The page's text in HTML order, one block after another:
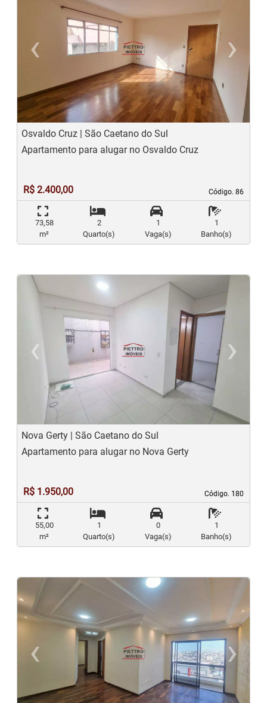
‹
Previous
›
Osvaldo Cruz | São Caetano do Sul
Código. 86
Código. 86
Apartamento para alugar no Osvaldo Cruz
R$ 2.400,00
73,58
m²
2
Quarto(s)
1
Vaga(s)
1
Banho(s)
‹
Previous
›
Nova Gerty | São Caetano do Sul
Código. 180
Código. 180
Apartamento para alugar no Nova Gerty
R$ 1.950,00
55,00
m²
1
Quarto(s)
0
Vaga(s)
1
Banho(s)
‹
Previous
›